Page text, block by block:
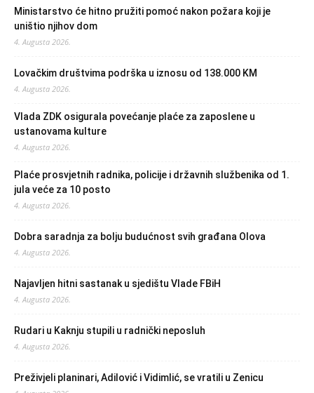
Ministarstvo će hitno pružiti pomoć nakon požara koji je
uništio njihov dom
4. Augusta 2026.
Lovačkim društvima podrška u iznosu od 138.000 KM
4. Augusta 2026.
Vlada ZDK osigurala povećanje plaće za zaposlene u
ustanovama kulture
4. Augusta 2026.
Plaće prosvjetnih radnika, policije i državnih službenika od 1.
jula veće za 10 posto
4. Augusta 2026.
Dobra saradnja za bolju budućnost svih građana Olova
4. Augusta 2026.
Najavljen hitni sastanak u sjedištu Vlade FBiH
4. Augusta 2026.
Rudari u Kaknju stupili u radnički neposluh
4. Augusta 2026.
Preživjeli planinari, Adilović i Vidimlić, se vratili u Zenicu